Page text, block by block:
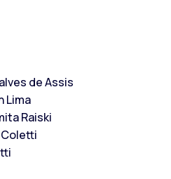
de Assis
Lima
Raiski